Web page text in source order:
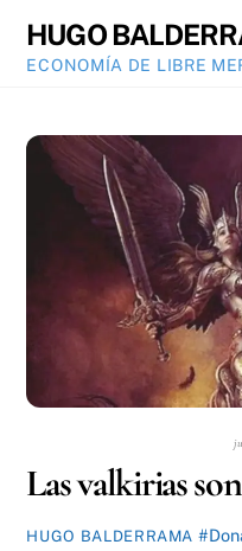
content
HUGO
ECONOMÍA DE LIBRE
Las valkirias
HUGO BALDERRAMA